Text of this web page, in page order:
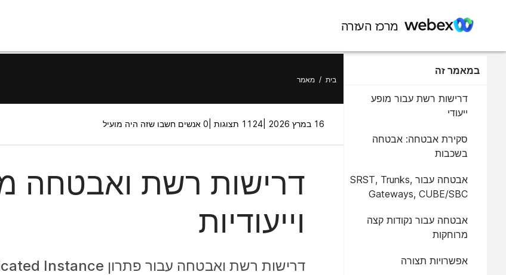
מרכז העזרה
במאמר זה
דרישות רשת עבור מופע
ייעודי
סקירת אבטחה: אבטחה
בשכבות
אבטחה עבור SRST, Trunks,
Gateways, CUBE/SBC
אבטחה עבור נקודות קצה
מרוחקות
אפשרויות תצורה
בית / מאמר
16 במרץ 2026 | 1124 תצוגות | 0 אנשים חשבו שזה היה מועיל
דרישות רשת ואבטחה
וייעודיות